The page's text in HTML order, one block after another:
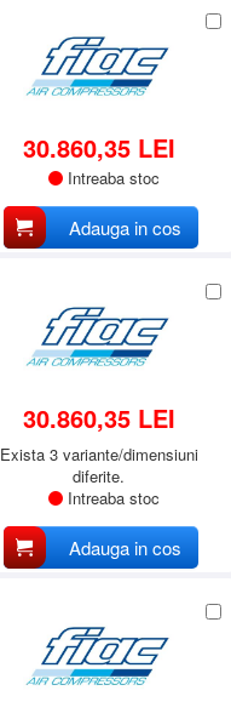
30.860,35 LEI
Intreaba stoc
Adauga in cos
30.860,35 LEI
Exista 3 variante/dimensiuni
diferite.
Intreaba stoc
Adauga in cos